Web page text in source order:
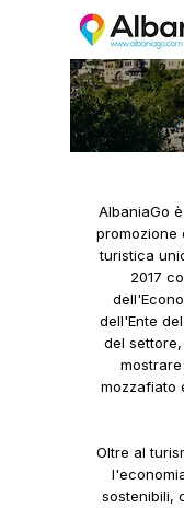
AlbaniaGo
promozione
turistica
2017
dell'Ente
del
mozzafiato
Oltre al
sostenibili,